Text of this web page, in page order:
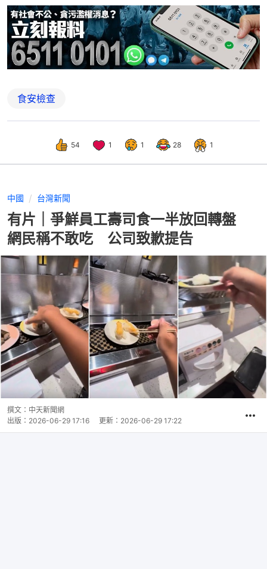
食安檢查
54 1 1 28 1
中國 台灣新聞
有片｜爭鮮員工壽司食一半放回轉盤
網民稱不敢吃 公司致歉提告
撰文： 中天新聞網
出版： 2026-06-29 17:16 更新： 2026-06-29 17:22